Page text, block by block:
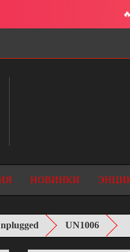
НОВИНКИ
UN1006